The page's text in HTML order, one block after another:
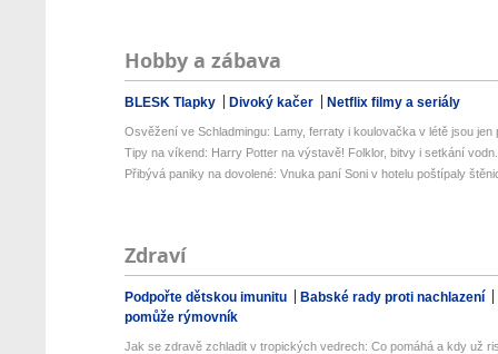
Hobby a zábava
BLESK Tlapky Divoký kačer Netflix filmy a seriály
Osvěžení ve Schladmingu: Lamy, ferraty i koulovačka v létě jsou jen
Tipy na víkend: Harry Potter na výstavě! Folklor, bitvy i setkání
Přibývá paniky na dovolené: Vnuka paní Soni v hotelu poštípaly
Zdraví
Podpořte dětskou imunitu
Babské rady proti nachlazení
pomůže rýmovník
Jak se zdravě zchladit v tropických vedrech: Co pomáhá a kdy už